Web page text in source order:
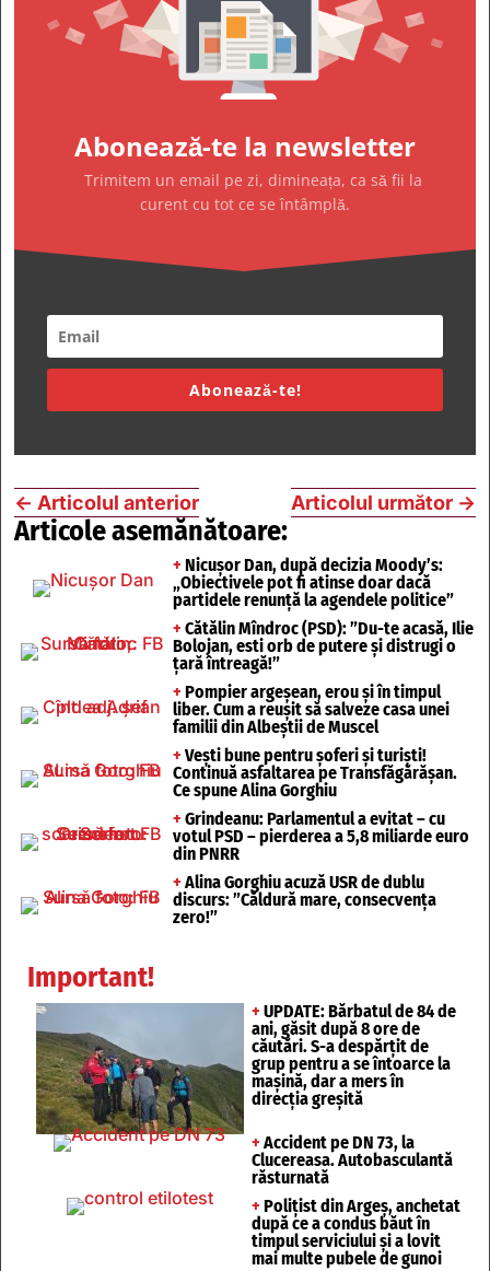
Abonează-te la newsletter
Trimitem un email pe zi, dimineața, ca să fii la
curent cu tot ce se întâmplă.
Abonează-te!
← Articolul anterior Articolul următor →
Articole asemănătoare:
+ Nicușor Dan, după decizia Moody’s:
„Obiectivele pot fi atinse doar dacă
partidele renunță la agendele politice”
+ Cătălin Mîndroc (PSD): ”Du-te acasă, Ilie
Bolojan, esti orb de putere și distrugi o
țară întreagă!”
+ Pompier argeșean, erou și în timpul
liber. Cum a reușit să salveze casa unei
familii din Albeștii de Muscel
+ Vești bune pentru șoferi și turiști!
Continuă asfaltarea pe Transfăgărășan.
Ce spune Alina Gorghiu
+ Grindeanu: Parlamentul a evitat – cu
votul PSD – pierderea a 5,8 miliarde euro
din PNRR
+ Alina Gorghiu acuză USR de dublu
discurs: ”Căldură mare, consecvența
zero!”
Important!
+ UPDATE: Bărbatul de 84 de
ani, găsit după 8 ore de
căutări. S-a despărțit de
grup pentru a se întoarce la
mașină, dar a mers în
direcția greșită
+ Accident pe DN 73, la
Clucereasa. Autobasculantă
răsturnată
+ Polițist din Argeș, anchetat
după ce a condus băut în
timpul serviciului și a lovit
mai multe pubele de gunoi